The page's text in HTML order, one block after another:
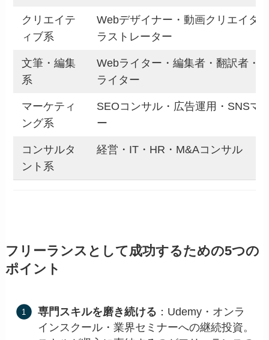
クリエイテ
ィブ系
Webデザイナー・動画クリエイタ
ラストレーター
文筆・編集
系
Webライター・編集者・翻訳者・
ライター
マーケティ
ング系
SEOコンサル・広告運用・SNSマ
ー
コンサルタ
ント系
経営・IT・HR・M&Aコンサル
フリーランスとして成功するための5つの
ポイント
専門スキルを磨き続ける ：Udemy・オンラ
インスクール・業界セミナーへの継続投資。